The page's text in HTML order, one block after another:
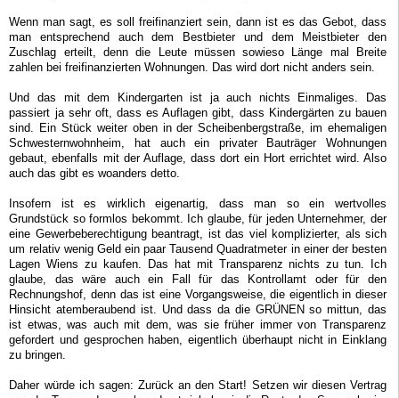
Wenn man sagt, es soll freifinanziert sein, dann ist es das Gebot, dass
man entsprechend auch dem Bestbieter und dem Meistbieter den
Zuschlag erteilt, denn die Leute müssen sowieso Länge mal Breite
zahlen bei freifinanzierten Wohnungen. Das wird dort nicht anders sein.
Und das mit dem Kindergarten ist ja auch nichts Einmaliges. Das
passiert ja sehr oft, dass es Auflagen gibt, dass Kindergärten zu bauen
sind. Ein Stück weiter oben in der Scheibenbergstraße, im ehemaligen
Schwesternwohnheim, hat auch ein privater Bauträger Wohnungen
gebaut, ebenfalls mit der Auflage, dass dort ein Hort errichtet wird. Also
auch das gibt es woanders detto.
Insofern ist es wirklich eigenartig, dass man so ein wertvolles
Grundstück so formlos bekommt. Ich glaube, für jeden Unternehmer, der
eine Gewerbeberechtigung beantragt, ist das viel komplizierter, als sich
um relativ wenig Geld ein paar Tausend Quadratmeter in einer der besten
Lagen Wiens zu kaufen. Das hat mit Transparenz nichts zu tun. Ich
glaube, das wäre auch ein Fall für das Kontrollamt oder für den
Rechnungshof, denn das ist eine Vorgangsweise, die eigentlich in dieser
Hinsicht atemberaubend ist. Und dass da die GRÜNEN so mittun, das
ist etwas, was auch mit dem, was sie früher immer von Transparenz
gefordert und gesprochen haben, eigentlich überhaupt nicht in Einklang
zu bringen.
Daher würde ich sagen: Zurück an den Start! Setzen wir diesen Vertrag